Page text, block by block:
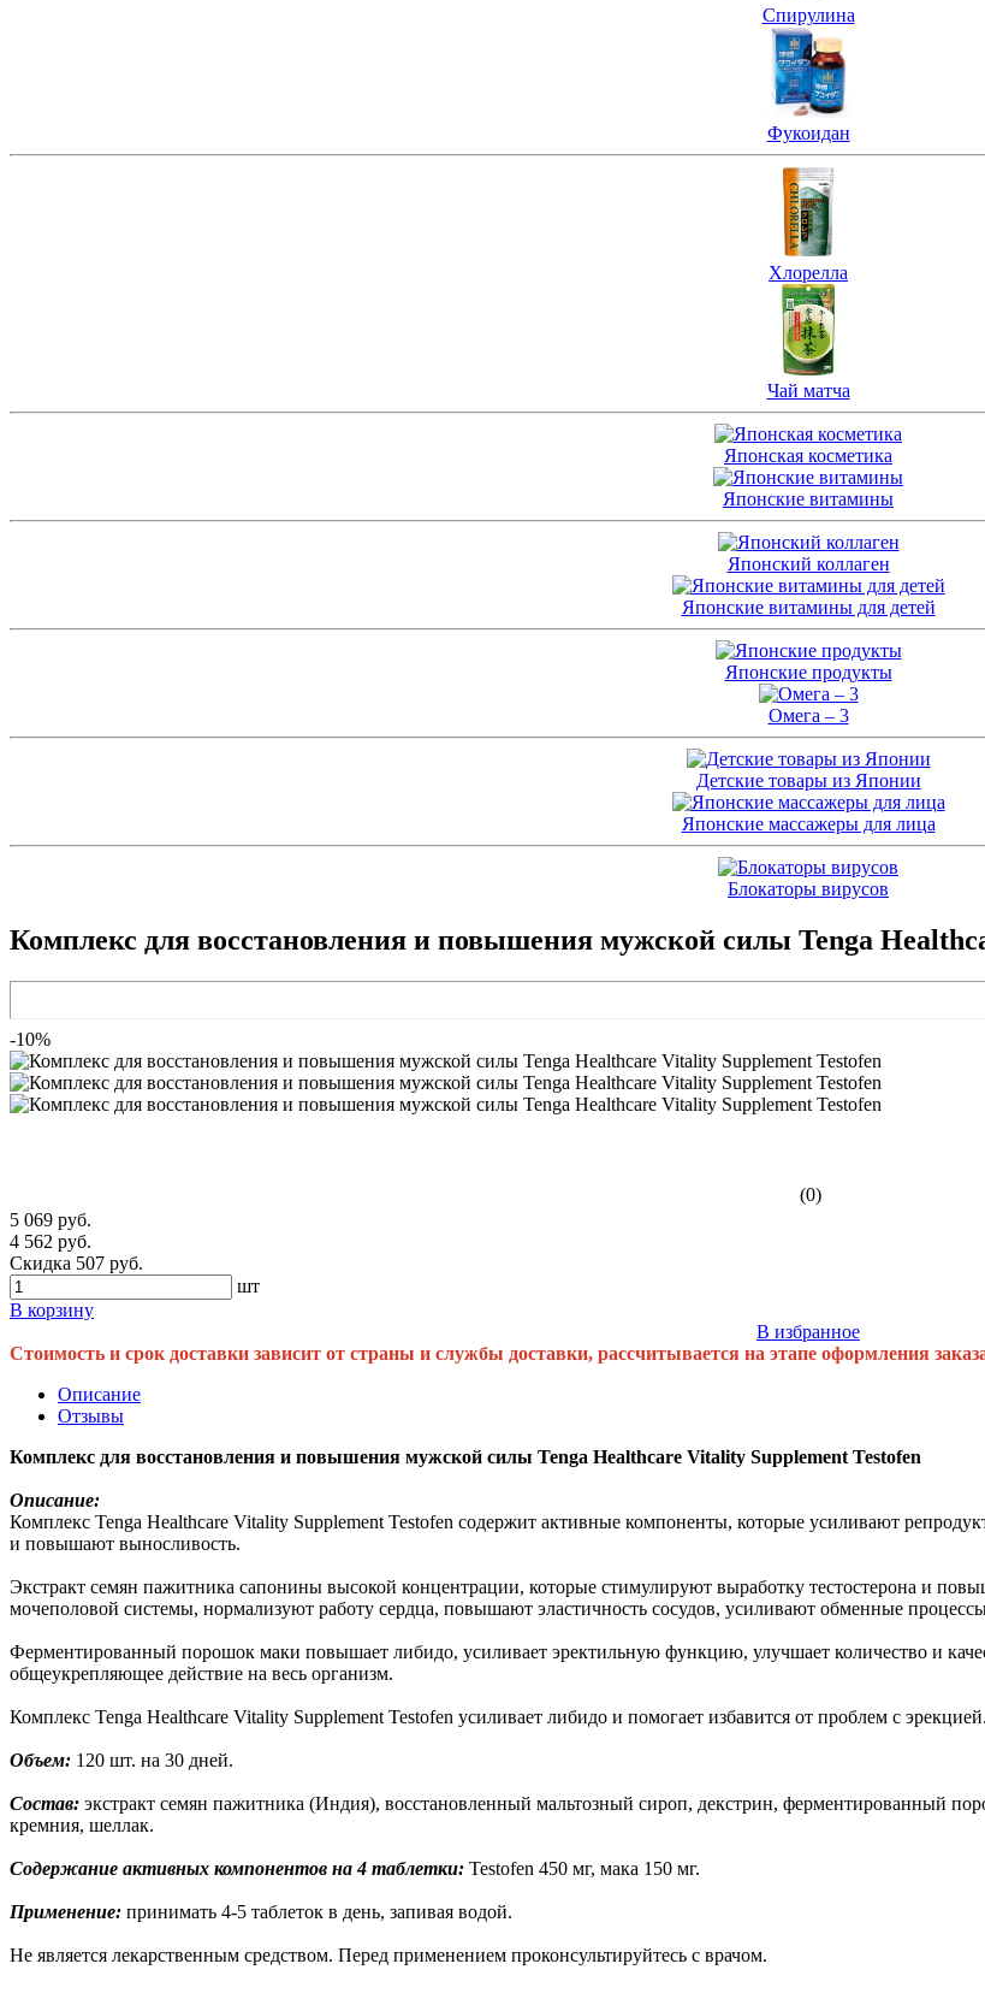
Спирулина
Фукоидан
Хлорелла
Чай матча
Японская косметика
Японские витамины
Японский коллаген
Японские витамины для детей
Японские продукты
Омега – 3
Детские товары из Японии
Японские массажеры для лица
Блокаторы вирусов
Комплекс для восстановления и повышения мужской силы Tenga
-10%
(0)
5 069 руб.
4 562 руб.
Скидка 507 руб.
шт
В корзину
В избранное
Стоимость и срок доставки зависит от страны и службы доставки, рассчитывается на этапе оформления
Описание
Отзывы
Комплекс для восстановления и повышения мужской силы Tenga Healthcare Vitality Supplement Testofen
Описание:
Комплекс Tenga Healthcare Vitality Supplement Testofen содержит активные компоненты, которые усиливают
и повышают выносливость.
Экстракт семян пажитника сапонины высокой концентрации, которые стимулируют выработку тестостерона и
мочеполовой системы, нормализуют работу сердца, повышают эластичность сосудов, усиливают обменные
Ферментированный порошок маки повышает либидо, усиливает эректильную функцию, улучшает количество и
общеукрепляющее действие на весь организм.
Комплекс Tenga Healthcare Vitality Supplement Testofen усиливает либидо и помогает избавится от проблем с эрекцией.
Объем: 120 шт. на 30 дней.
Состав: экстракт семян пажитника (Индия), восстановленный мальтозный сироп, декстрин, ферментированный
кремния, шеллак.
Содержание активных компонентов на 4 таблетки: Testofen 450 мг, мака 150 мг.
Применение: принимать 4-5 таблеток в день, запивая водой.
Не является лекарственным средством. Перед применением проконсультируйтесь с врачом.